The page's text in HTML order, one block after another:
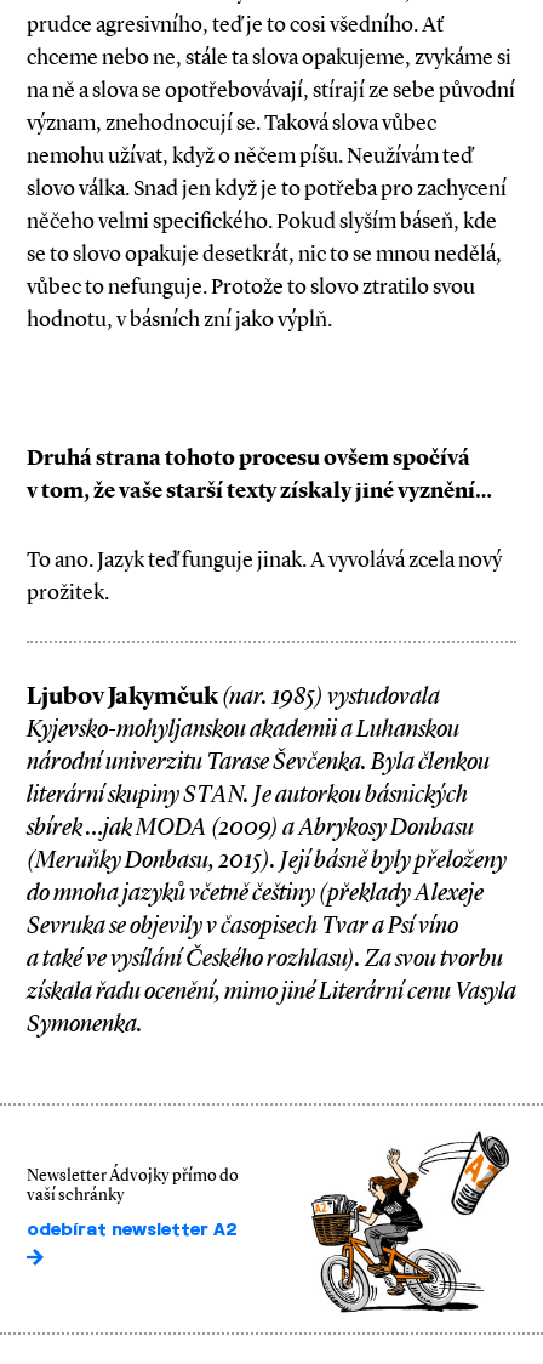
prudce agresivního, teď je to cosi všedního. Ať
chceme nebo ne, stále ta slova opakujeme, zvykáme si
na ně a slova se opotřebovávají, stírají ze sebe původní
význam, znehodnocují se. Taková slova vůbec
nemohu užívat, když o něčem píšu. Neužívám teď
slovo válka. Snad jen když je to potřeba pro zachycení
něčeho velmi specifického. Pokud slyším báseň, kde
se to slovo opakuje desetkrát, nic to se mnou nedělá,
vůbec to nefunguje. Protože to slovo ztratilo svou
hodnotu, v básních zní jako výplň.
Druhá strana tohoto procesu ovšem spočívá
v tom, že vaše starší texty získaly jiné vyznění…
To ano. Jazyk teď funguje jinak. A vyvolává zcela nový
prožitek.
Ljubov Jakymčuk(nar. 1985) vystudovala
Kyjevsko­-mohyljanskou akademii a Luhanskou
národní univerzitu Tarase Ševčenka. Byla členkou
literární skupiny STAN. Je autorkou básnických
sbírek …jak MODA (2009) a Abrykosy Donbasu
(Meruňky Donbasu, 2015). Její básně byly přeloženy
do mnoha jazyků včetně češtiny (překlady Alexeje
Sevruka se objevily v časopisech Tvar a Psí víno
a také ve vysílání Českého rozhlasu). Za svou tvorbu
získala řadu ocenění, mimo jiné Literární cenu Vasyla
Symonenka.
Newsletter Ádvojky přímo do
vaší schránky
odebírat newsletter A2